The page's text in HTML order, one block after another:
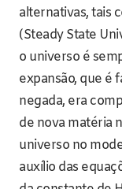
alternativas, tais
(Steady State
o universo é
expansão, que é
negada, era
de nova matéria
universo no
auxílio das